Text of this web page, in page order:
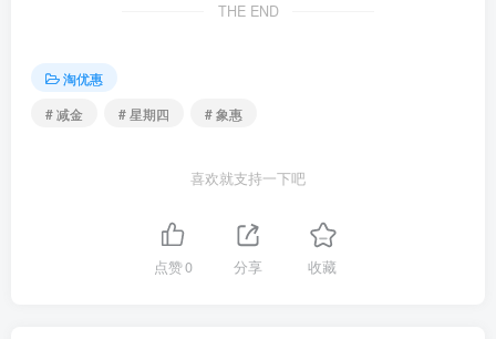
THE END
淘优惠
# 减金
# 星期四 # 象惠
喜欢就支持一下吧
点赞0 分享 收藏